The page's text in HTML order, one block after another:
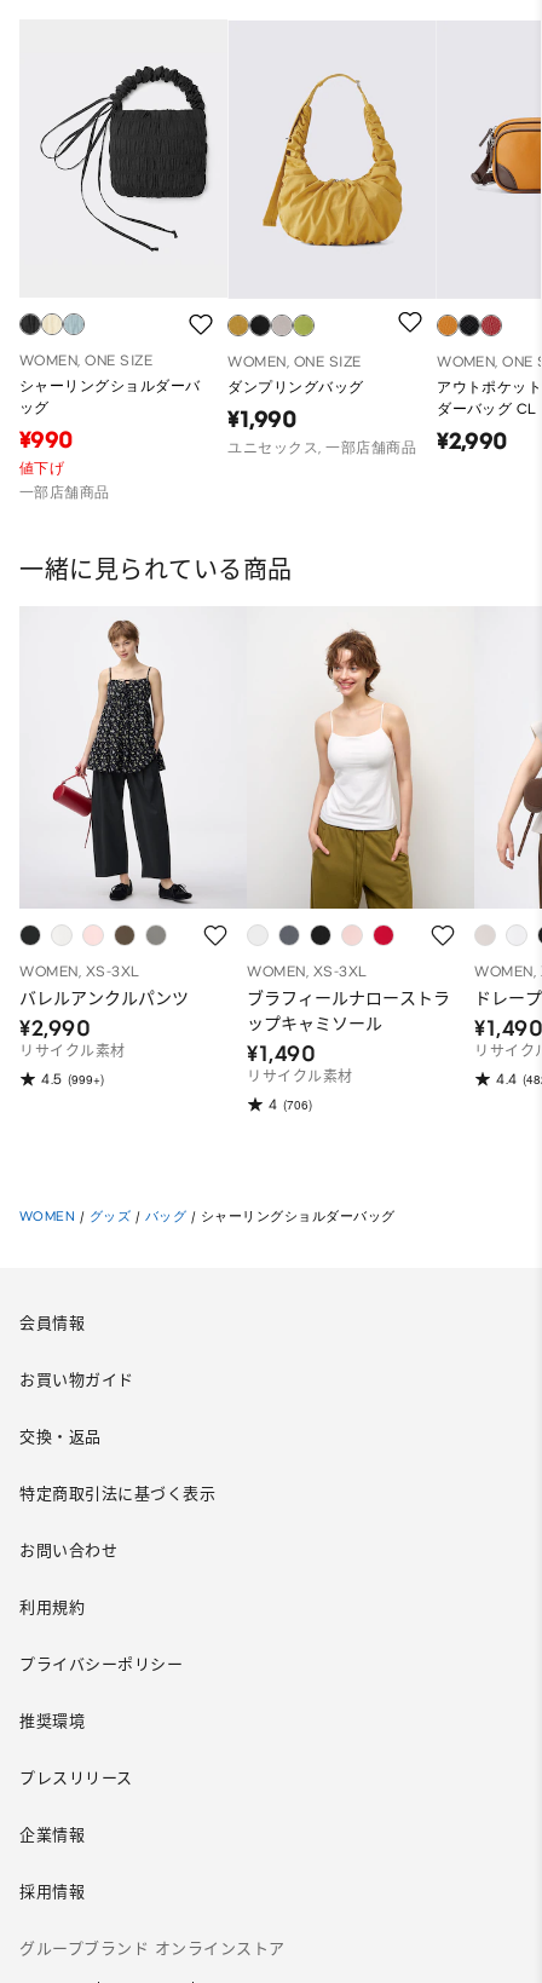
WOMEN, ONE SIZE
シャーリングショルダーバ
ッグ
¥990
値下げ
一部店舗商品
WOMEN, ONE SIZE
ダンプリングバッグ
¥1,990
ユニセックス, 一部店舗商品
WOMEN, ONE
アウトポケッ
ダーバッグ CL
¥2,990
一緒に見られている商品
WOMEN, XS-3XL
バレルアンクルパンツ
¥2,990
リサイクル素材
4.5 (999+)
WOMEN, XS-3XL
ブラフィールナローストラ
ップキャミソール
¥1,490
リサイクル素材
4 (706)
WOMEN,
ドレー
リサイク
4.4
WOMEN / グッズ / バッグ / シャーリングショルダーバッグ
会員情報
お買い物ガイド
交換・返品
特定商取引法に基づく表示
お問い合わせ
利用規約
プライバシーポリシー
推奨環境
プレスリリース
企業情報
採用情報
グループブランド オンラインストア